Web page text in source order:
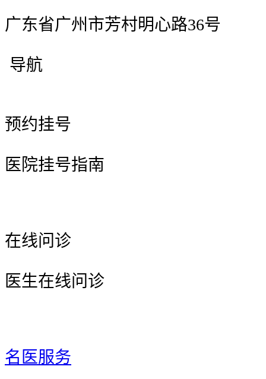
广东省广州市芳村明心路36号
导航
预约挂号
医院挂号指南
在线问诊
医生在线问诊
名医服务